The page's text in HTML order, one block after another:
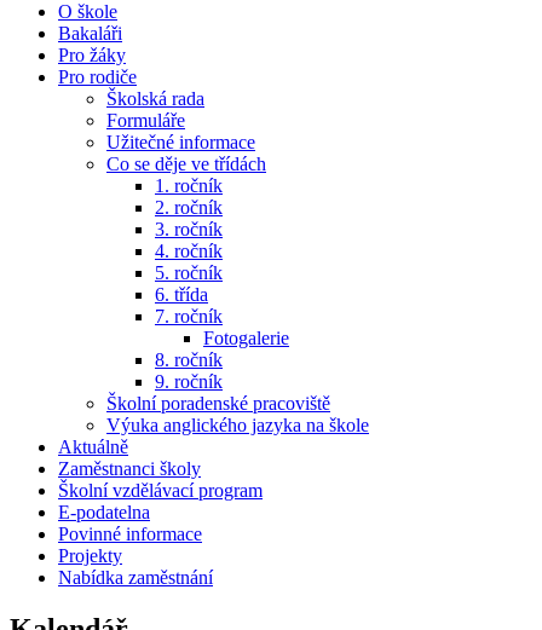
O škole
Bakaláři
Pro žáky
Pro rodiče
Školská rada
Formuláře
Užitečné informace
Co se děje ve třídách
1. ročník
2. ročník
3. ročník
4. ročník
5. ročník
6. třída
7. ročník
Fotogalerie
8. ročník
9. ročník
Školní poradenské pracoviště
Výuka anglického jazyka na škole
Aktuálně
Zaměstnanci školy
Školní vzdělávací program
E-podatelna
Povinné informace
Projekty
Nabídka zaměstnání